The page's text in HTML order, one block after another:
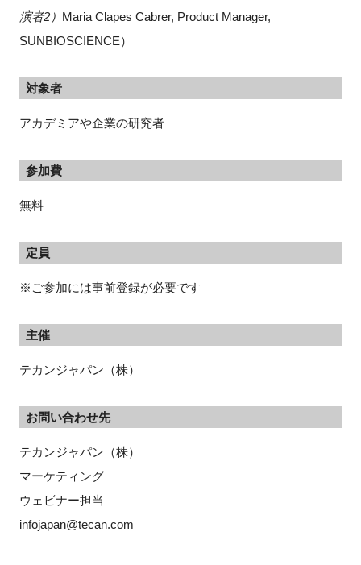
演者2） Maria Clapes Cabrer, Product Manager,
SUNBIOSCIENCE）
対象者
アカデミアや企業の研究者
参加費
無料
定員
※ご参加には事前登録が必要です
主催
テカンジャパン（株）
お問い合わせ先
テカンジャパン（株）
マーケティング
ウェビナー担当
infojapan@tecan.com